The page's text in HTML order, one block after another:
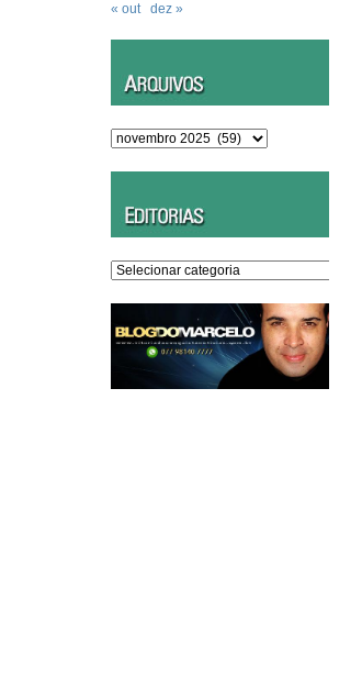
« out
dez »
Arquivos
Editorias